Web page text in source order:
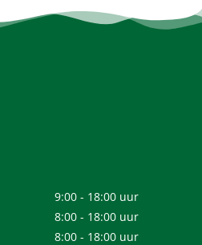
9:00 - 18:00 uur
8:00 - 18:00 uur
8:00 - 18:00 uur